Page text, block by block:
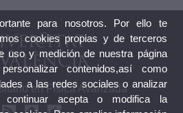
en Física Avanzada
para nosotros. Por ello te
cookies propias y de terceros
uso y medición de nuestra página
contenidos,así como
a las redes sociales o analizar
continuar acepta o modifica la